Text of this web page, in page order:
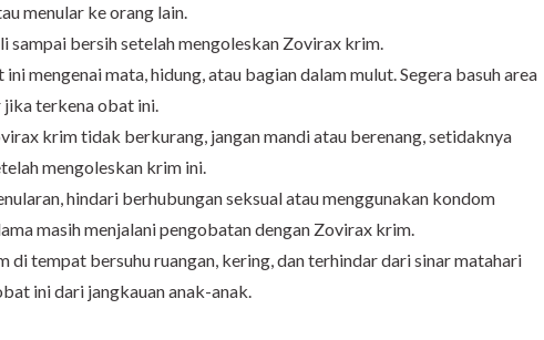
menular ke orang lain.
sampai bersih setelah mengoleskan Zovirax krim.
ini mengenai mata, hidung, atau bagian dalam mulut. Segera basuh area
terkena obat ini.
krim tidak berkurang, jangan mandi atau berenang, setidaknya
mengoleskan krim ini.
hindari berhubungan seksual atau menggunakan kondom
masih menjalani pengobatan dengan Zovirax krim.
di tempat bersuhu ruangan, kering, dan terhindar dari sinar matahari
ini dari jangkauan anak-anak.